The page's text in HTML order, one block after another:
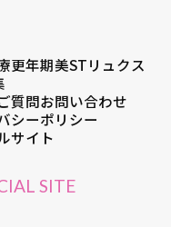
更年期美STリュクス
質問お問い合わせ
シーポリシー
サイト
SITE